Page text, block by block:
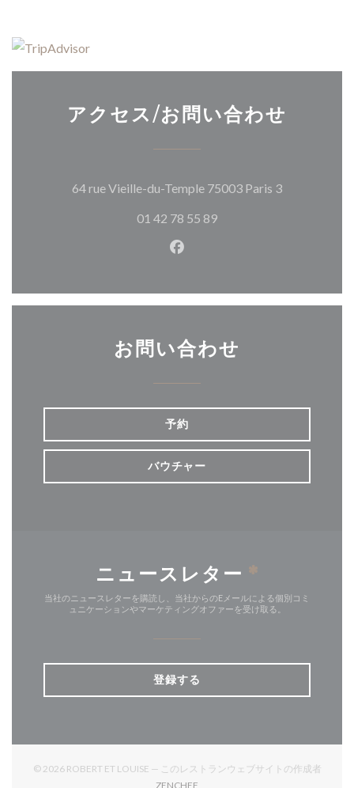
アクセス/お問い合わせ
64 rue Vieille-du-Temple 75003 Paris 3((新しいウ
01 42 78 55 89
Facebook ((新しいウィン
お問い合わせ
予約
バウチャー
ニュースレター *
当社のニュースレターを購読し、当社からのEメールによる個別コミ
ュニケーションやマーケティングオファーを受け取る。
登録する
© 2026 ROBERT ET LOUISE — このレストランウェブサイトの作成者
ZENCHEF